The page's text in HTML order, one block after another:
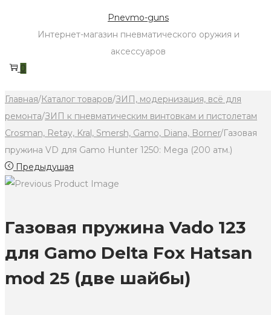
Pnevmo-guns
Интернет-магазин пневматического оружия и
аксессуаров
0
Главная/Каталог товаров/ЗИП, модернизация, всё для
ремонта/ЗИП к пневматическим винтовкам и пистолетам
Crosman, Retay, Kral, Smersh, Gamo, Diana, Borner/Газовая
пружина VD для Gamo Hunter 1250: Mega (200 атм.)
Предыдущая
Газовая пружина Vado 123
для Gamo Delta Fox Hatsan
mod 25 (две шайбы)